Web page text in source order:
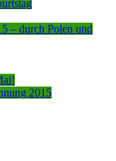
– durch Polen und
2015